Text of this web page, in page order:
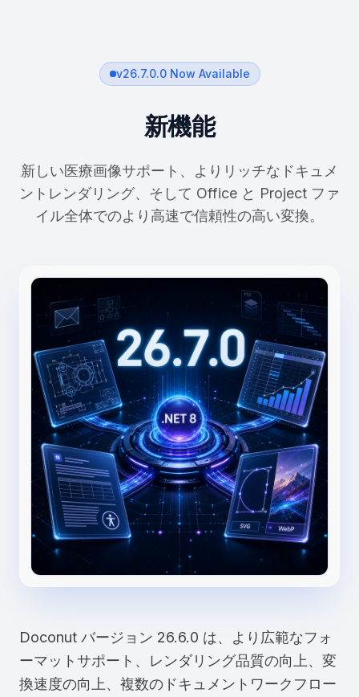
v26.7.0.0Now Available
新機能
新しい医療画像サポート、よりリッチなドキュメ
ントレンダリング、そして Office と Project ファ
イル全体でのより高速で信頼性の高い変換。
Doconut バージョン 26.6.0 は、より広範なフォ
ーマットサポート、レンダリング品質の向上、変
換速度の向上、複数のドキュメントワークフロー